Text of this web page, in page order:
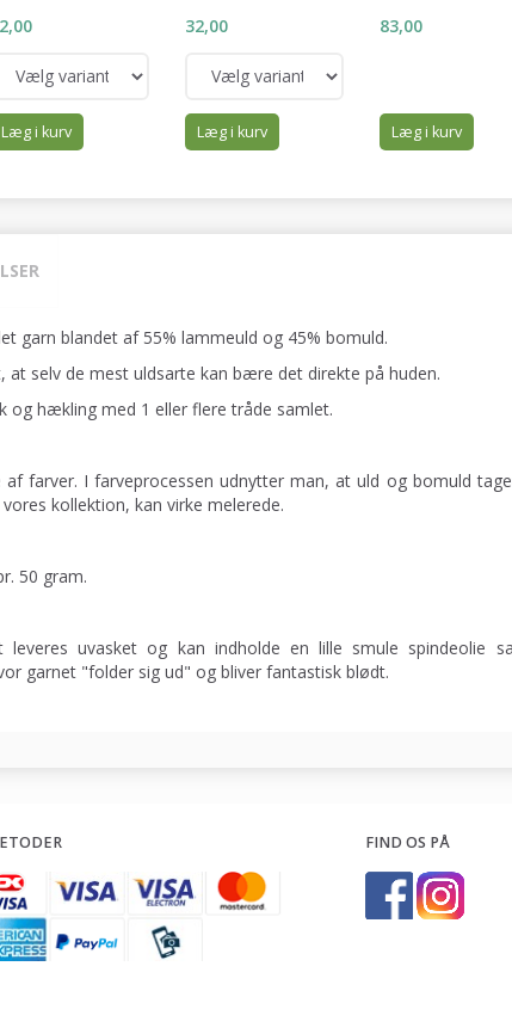
Læg i kurv
32,00
Læg i kurv
83,00
Læg i kurv
garn blandet af 55% lammeuld og 45% bomuld.
at selv de mest uldsarte kan bære det direkte på huden.
og hækling med 1 eller flere tråde samlet.
farver. I farveprocessen udnytter man, at uld og bomuld
kollektion, kan virke melerede.
50 gram.
leveres uvasket og kan indholde en lille smule spindeolie
garnet "folder sig ud" og bliver fantastisk blødt.
FIND OS PÅ